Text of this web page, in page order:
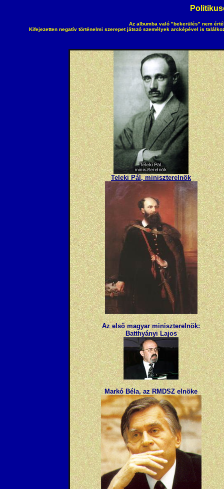
Az albumba való "bekerülés" nem
Kifejezetten negatív történelmi szerepet játszó személyek arcképével is
Teleki Pál, miniszterelnök
Az első magyar miniszterelnök:
Batthyányi Lajos
Markó Béla, az RMDSZ elnöke